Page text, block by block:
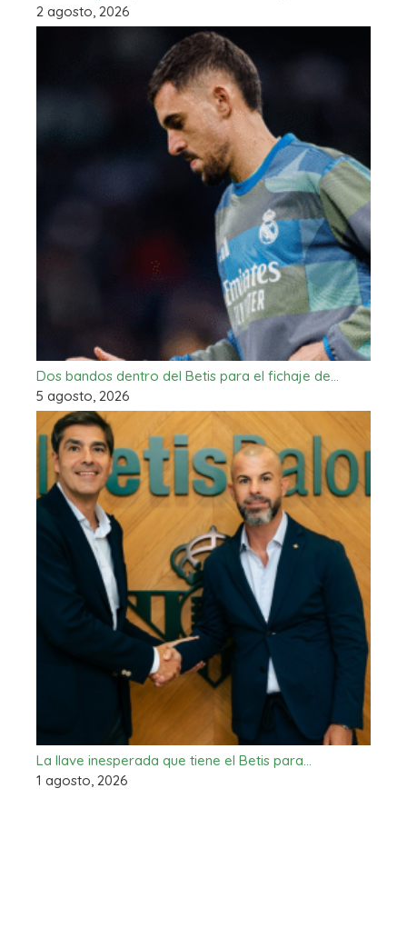
2 agosto, 2026
Dos bandos dentro del Betis para el fichaje de…
5 agosto, 2026
La llave inesperada que tiene el Betis para…
1 agosto, 2026